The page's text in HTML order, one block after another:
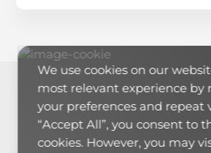
We use cookies on our
most relevant experience by
your preferences and repeat
“Accept All”, you consent to
cookies. However, you may